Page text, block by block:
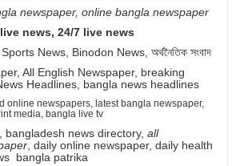
newspaper, online bangla newspaper
news, 24/7 live news
News, Binodon News, অর্থনৈতিক সংবাদ
All English Newspaper, breaking
Headlines, bangla news headlines
online newspapers, latest bangla newspaper,
media, bangla live tv
, bangladesh news directory, all
, daily online newspaper, daily health
bangla patrika